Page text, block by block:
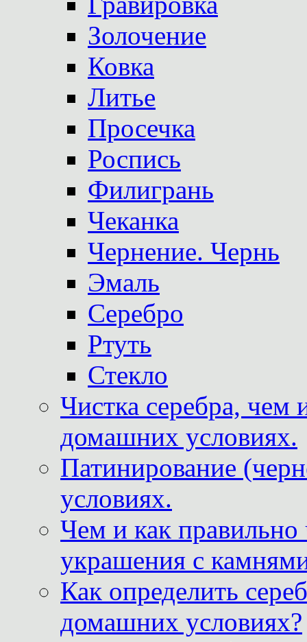
Золочение
Ковка
Литье
Просечка
Роспись
Филигрань
Чеканка
Чернение. Чернь
Эмаль
Серебро
Ртуть
Стекло
Чистка серебра, чем
домашних условиях.
Патинирование
условиях.
Чем и как
украшения с
Как определить
домашних условиях?